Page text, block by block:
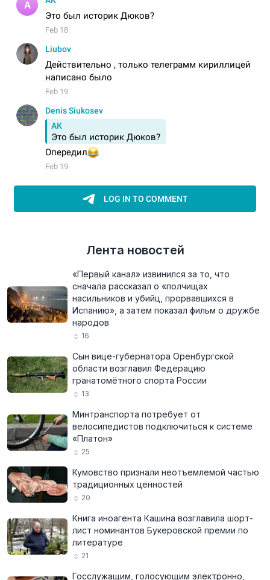
Лента новостей
«Первый канал» извинился за то, что
сначала рассказал о «полчищах
насильников и убийц, прорвавшихся в
Испанию», а затем показал фильм о дружбе
народов
16
Сын вице-губернатора Оренбургской
области возглавил Федерацию
гранатомётного спорта России
13
Минтранспорта потребует от
велосипедистов подключиться к системе
«Платон»
25
Кумовство признали неотъемлемой частью
традиционных ценностей
20
Книга иноагента Кашина возглавила шорт-
лист номинантов Букеровской премии по
литературе
21
Госслужащим, голосующим электронно,